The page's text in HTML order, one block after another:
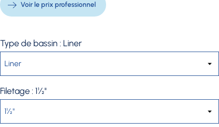
Voir le prix professionnel
Type de bassin : Liner
Filetage : 1½''